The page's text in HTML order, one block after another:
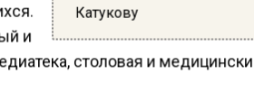
Катукову
и
столовая и